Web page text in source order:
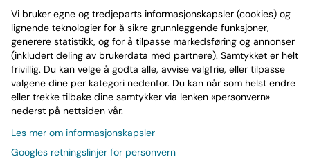
at ordren er mottatt.
Frakt
RUTINER FOR RETUR AV VARER
Avbestilling
Vi bruker egne og tredjeparts informasjonskapsler (cookies) og
lignende teknologier for å sikre grunnleggende funksjoner,
generere statistikk, og for å tilpasse markedsføring og annonser
(inkludert deling av brukerdata med partnere). Samtykket er helt
frivillig. Du kan velge å godta alle, avvise valgfrie, eller tilpasse
valgene dine per kategori nedenfor. Du kan når som helst endre
eller trekke tilbake dine samtykker via lenken «personvern»
nederst på nettsiden vår.
Les mer om informasjonskapsler
Googles retningslinjer for personvern